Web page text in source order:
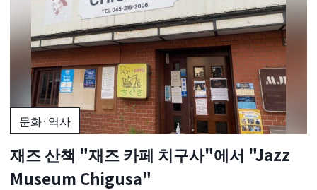
문화·역사
재즈 산책 "재즈 카페 치구사"에서 "Jazz
Museum Chigusa"